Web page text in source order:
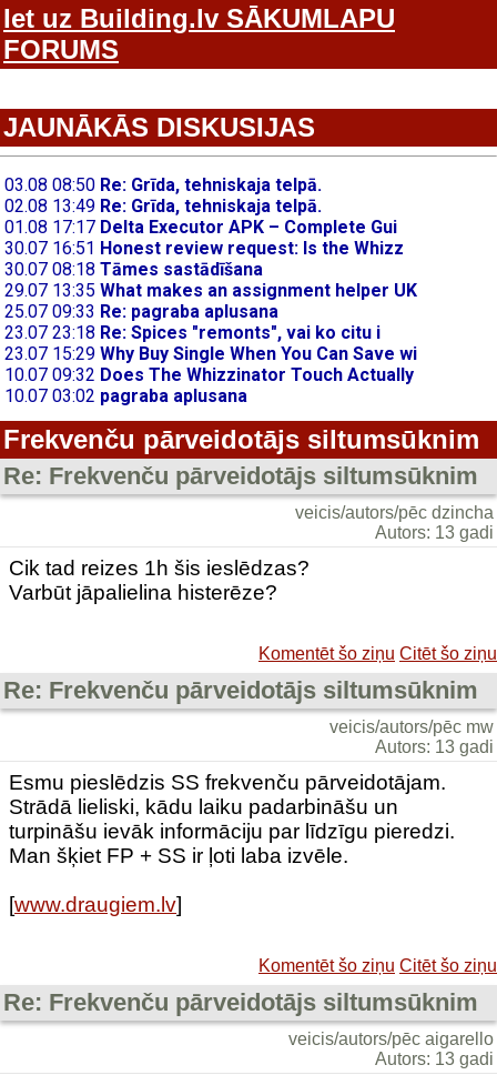
Iet uz Building.lv SĀKUMLAPU
FORUMS
JAUNĀKĀS DISKUSIJAS
Frekvenču pārveidotājs siltumsūknim
Re: Frekvenču pārveidotājs siltumsūknim
veicis/autors/pēc dzincha
Autors: 13 gadi
Cik tad reizes 1h šis ieslēdzas?
Varbūt jāpalielina histerēze?
Komentēt šo ziņu Citēt šo ziņu
Re: Frekvenču pārveidotājs siltumsūknim
veicis/autors/pēc mw
Autors: 13 gadi
Esmu pieslēdzis SS frekvenču pārveidotājam.
Strādā lieliski, kādu laiku padarbināšu un
turpināšu ievāk informāciju par līdzīgu pieredzi.
Man šķiet FP + SS ir ļoti laba izvēle.
[www.draugiem.lv]
Komentēt šo ziņu Citēt šo ziņu
Re: Frekvenču pārveidotājs siltumsūknim
veicis/autors/pēc aigarello
Autors: 13 gadi